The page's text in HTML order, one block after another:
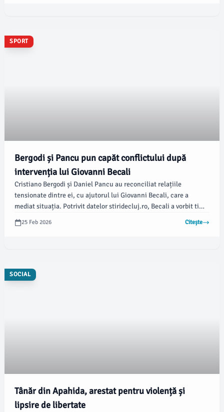
SPORT
Bergodi și Pancu pun capăt conflictului după
intervenția lui Giovanni Becali
Cristiano Bergodi și Daniel Pancu au reconciliat relațiile
tensionate dintre ei, cu ajutorul lui Giovanni Becali, care a
mediat situația. Potrivit datelor stiridecluj.ro, Becali a vorbit timp
de o oră cu fiecare antrenor și a subliniat importanța respectului
reciproc pentru a depăși momentul conflictual și a permite
25 Feb 2026 Citește
SOCIAL
Tânăr din Apahida, arestat pentru violență și
lipsire de libertate